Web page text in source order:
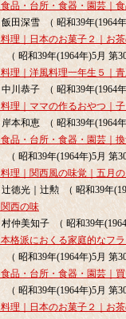
食品・台所・食器・園芸｜
飯田深雪 （ 昭和39年(1964年
料理｜日本のお菓子２｜お
（ 昭和39年(1964年)5月 第
料理｜洋風料理一年生５｜
中川恭子 （ 昭和39年(1964年
料理｜ママの作るおやつ｜
岸本和恵 （ 昭和39年(1964
食品・台所・食器・園芸｜
（ 昭和39年(1964年)5月 第
料理｜関西風の味覚｜五月
辻徳光｜辻勲 （ 昭和39年
関西の味
村仲美知子 （ 昭和39年
本格派におくる家庭的なフ
（ 昭和39年(1964年)5月 第
食品・台所・食器・園芸｜
（ 昭和39年(1964年)5月 第
料理｜日本のお菓子２｜お